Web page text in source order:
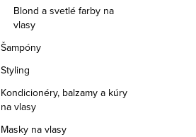
Blond a svetlé farby na
vlasy
Šampóny
Styling
Kondicionéry, balzamy a kúry
na vlasy
Masky na vlasy